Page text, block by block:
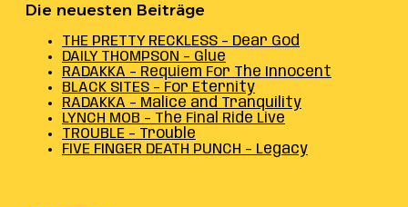
Die neuesten Beiträge
THE PRETTY RECKLESS – Dear God
DAILY THOMPSON – Glue
RADAKKA – Requiem For The Innocent
BLACK SITES – For Eternity
RADAKKA – Malice and Tranquility
LYNCH MOB – The Final Ride Live
TROUBLE – Trouble
FIVE FINGER DEATH PUNCH – Legacy